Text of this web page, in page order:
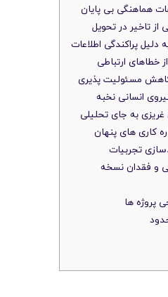
و فقدان نسخه